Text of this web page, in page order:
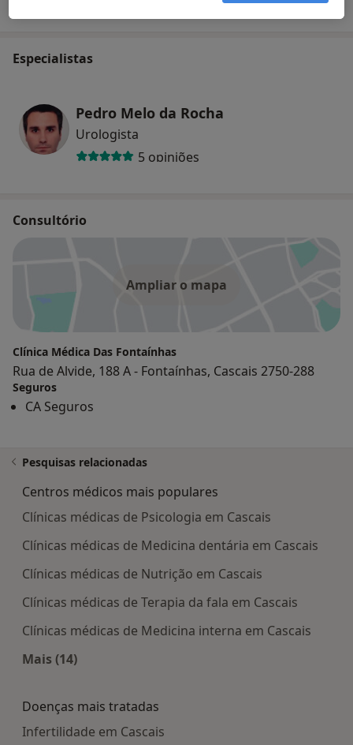
Especialistas
Pedro Melo da Rocha
Urologista
5 opiniões
Consultório
Ampliar o mapa
Clínica Médica Das Fontaínhas
Rua de Alvide, 188 A - Fontaínhas, Cascais 2750-288
Seguros
CA Seguros
Pesquisas relacionadas
Centros médicos mais populares
Clínicas médicas de Psicologia em Cascais
Clínicas médicas de Medicina dentária em Cascais
Clínicas médicas de Nutrição em Cascais
Clínicas médicas de Terapia da fala em Cascais
Clínicas médicas de Medicina interna em Cascais
Mais (14)
Doenças mais tratadas
Infertilidade em Cascais